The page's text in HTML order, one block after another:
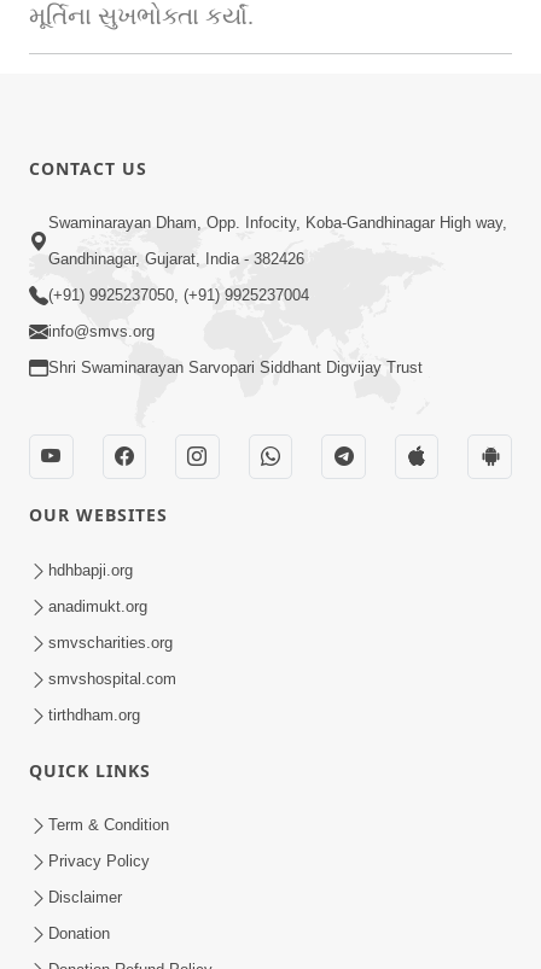
મૂર્તિના સુખભોક્તા કર્યાં.
CONTACT US
Swaminarayan Dham, Opp. Infocity, Koba-Gandhinagar High way,
Gandhinagar, Gujarat, India - 382426
(+91) 9925237050, (+91) 9925237004
info@smvs.org
Shri Swaminarayan Sarvopari Siddhant Digvijay Trust
OUR WEBSITES
hdhbapji.org
anadimukt.org
smvscharities.org
smvshospital.com
tirthdham.org
QUICK LINKS
Term & Condition
Privacy Policy
Disclaimer
Donation